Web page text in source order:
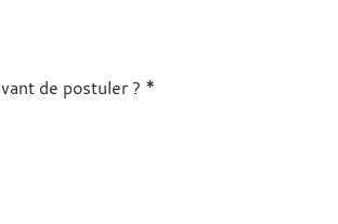
de postuler ? *